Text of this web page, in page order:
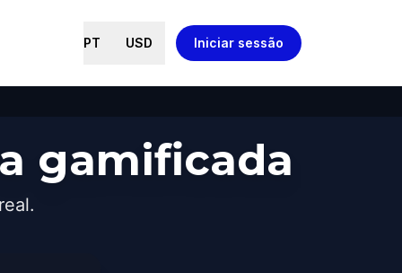
PT USD Iniciar sessão
gamificada